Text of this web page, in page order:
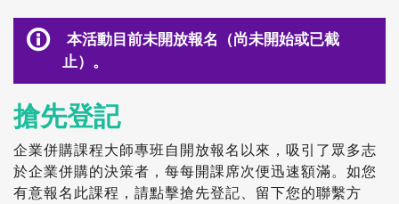
本活動目前未開放報名（尚未開始或已截
止）。
搶先登記
企業併購課程大師專班自開放報名以來，吸引了眾多志
於企業併購的決策者，每每開課席次便迅速額滿。如您
有意報名此課程，請點擊搶先登記、留下您的聯繫方